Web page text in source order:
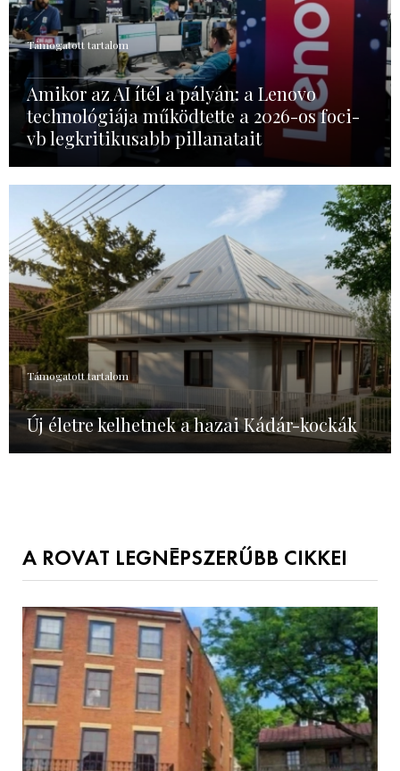
Támogatott tartalom
Amikor az AI ítél a pályán: a Lenovo
technológiája működtette a 2026-os foci-
vb legkritikusabb pillanatait
Támogatott tartalom
Új életre kelhetnek a hazai Kádár-kockák
A ROVAT LEGNÉPSZERŰBB CIKKEI